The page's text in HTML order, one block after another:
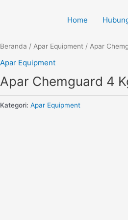
Home
Beranda / Apar Equipment / Apar
Apar Equipment
Apar Chemguard 4
Kategori: Apar Equipment